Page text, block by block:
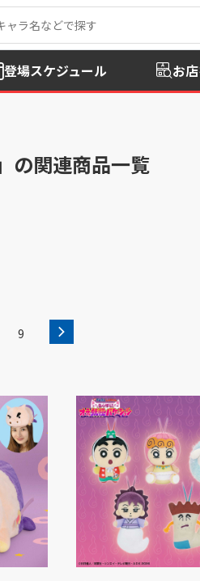
登場スケジュール お
の関連商品一覧
9